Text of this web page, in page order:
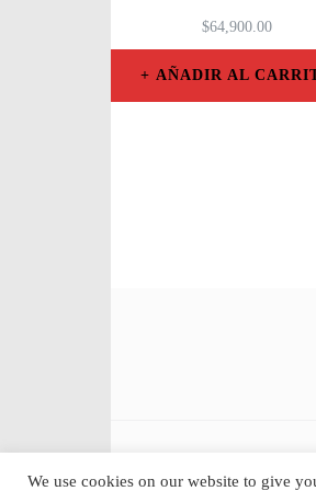
$64,900.00
AÑADIR AL
We use cookies on our website to give